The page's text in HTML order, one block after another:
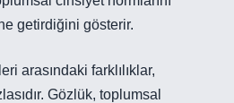
getirdiğini gösterir.
arasındaki farklılıklar,
Gözlük, toplumsal